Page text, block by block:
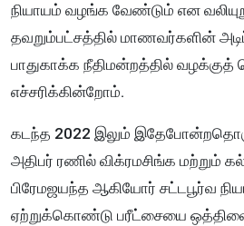
நியாயம் வழங்க வேண்டும் என
தவறும்பட்சத்தில் மாணவர்களின்
பாதுகாக்க நீதிமன்றத்தில்
எச்சரிக்கின்றோம்.
கடந்த 2022 இலும்
அதிபர் ரணில் விக்ரமசிங்க மற்றும்
பிரேமஜயந்த ஆகியோர் சட்டபூர்வ
ஏற்றுக்கொண்டு பரீட்சையை